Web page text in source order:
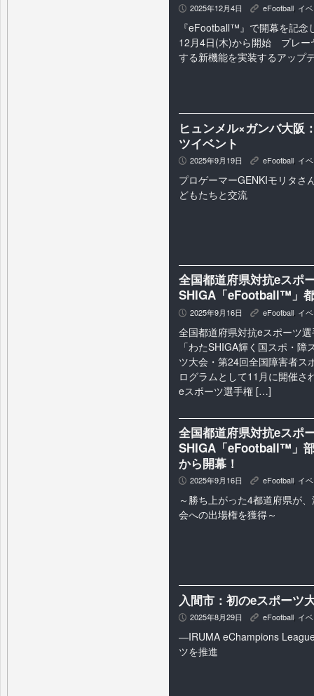
P 2025年12月4日 K eFootball イ
『eFootball™』で開幕を記念
12月4日(木)から開始 プレー
する新機能を実装するアップ
ヒュンメル×ガンバ大阪
ツイベント
P 2025年9月19日 K eFootball イ
プロゲーマーGENKIモリタさ
どもたちと交流
全国都道府県対抗eスポ
SHIGA「eFootball™」
P 2025年9月16日 K eFootball イ
全国都道府県対抗eスポーツ
「わたSHIGA輝く国スポ・
ツ大会・第24回全国障害者ス
ログラムとして11月に開催さ
eスポーツ選手権 […]
全国都道府県対抗eスポ
SHIGA「eFootball™」
から開幕！
P 2025年9月16日 K eFootball, イ
～勝ち上がった4都道府県が
会への出場権を獲得～
入間市：初のeスポーツ
P 2025年8月29日 K eFootball イ
—IRUMA eChampions
ツを推進